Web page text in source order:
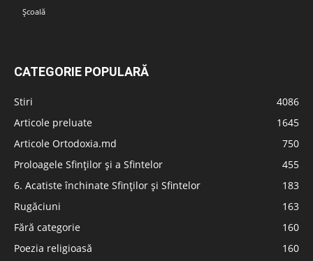
Școală
CATEGORIE POPULARĂ
Stiri
4086
Articole preluate
1645
Articole Ortodoxia.md
750
Proloagele Sfinților și a Sfintelor
455
6. Acatiste închinate Sfinților și Sfintelor
183
Rugăciuni
163
Fără categorie
160
Poezia religioasă
160